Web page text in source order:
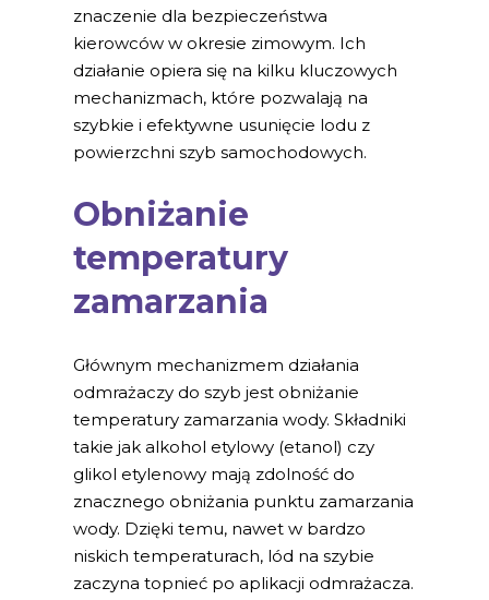
znaczenie dla bezpieczeństwa
kierowców w okresie zimowym. Ich
działanie opiera się na kilku kluczowych
mechanizmach, które pozwalają na
szybkie i efektywne usunięcie lodu z
powierzchni szyb samochodowych.
Obniżanie
temperatury
zamarzania
Głównym mechanizmem działania
odmrażaczy do szyb jest obniżanie
temperatury zamarzania wody. Składniki
takie jak alkohol etylowy (etanol) czy
glikol etylenowy mają zdolność do
znacznego obniżania punktu zamarzania
wody. Dzięki temu, nawet w bardzo
niskich temperaturach, lód na szybie
zaczyna topnieć po aplikacji odmrażacza.